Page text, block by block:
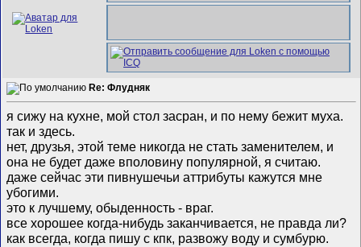
Re: Флудняк
я сижу на кухне, мой стол засран, и по нему бежит муха.
так и здесь.
нет, друзья, этой теме никогда не стать заменителем, и
она не будет даже вполовину популярной, я считаю.
даже сейчас эти пивнушечьи аттрибуты кажутся мне
убогими.
это к лучшему, обыденность - враг.
все хорошее когда-нибудь заканчивается, не правда ли?
как всегда, когда пишу с кпк, развожу воду и сумбурю.